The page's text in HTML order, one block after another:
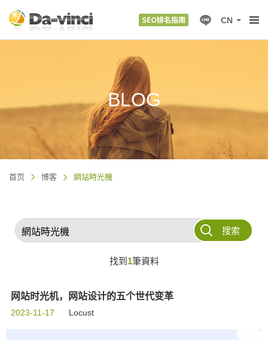
CN
BLOG
首页 博客 網站時光機
搜索
找到 1筆資料
网站时光机，网站设计的五个世代变革
2023-11-17 Locust